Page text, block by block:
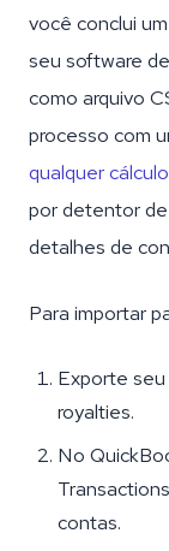
você conclui
seu software
como arquivo
processo com
qualquer
por detentor
detalhes de
Para importar
Exporte
royalties.
No
contas.